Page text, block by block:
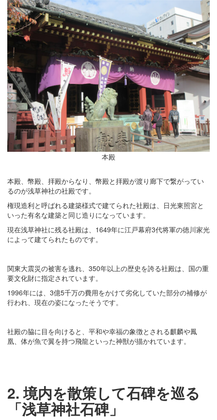
本殿
本殿、幣殿、拝殿からなり、幣殿と拝殿が渡り廊下で繋がってい
るのが浅草神社の社殿です。
権現造利と呼ばれる建築様式で建てられた社殿は、日光東照宮と
いった有名な建築と同じ造りになっています。
現在浅草神社に残る社殿は、1649年に江戸幕府3代将軍の徳川家光
によって建てられたものです。
関東大震災の被害を逃れ、350年以上の歴史を誇る社殿は、国の重
要文化財に指定されています。
1996年には、3億5千万の費用をかけて劣化していた部分の補修が
行われ、現在の姿になったそうです。
社殿の脇に目を向けると、平和や幸福の象徴とされる麒麟や鳳
凰、体が魚で翼を持つ飛龍といった神獣が描かれています。
2. 境内を散策して石碑を巡る
「浅草神社石碑」